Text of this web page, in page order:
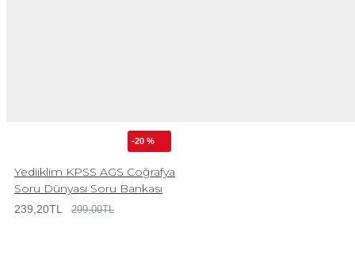
-20 %
Yediiklim KPSS AGS Coğrafya
Soru Dünyası Soru Bankası
239,20TL 299,00TL